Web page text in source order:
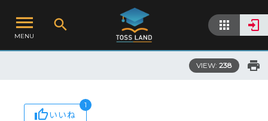
MENU
VIEW: 238
いいね
1